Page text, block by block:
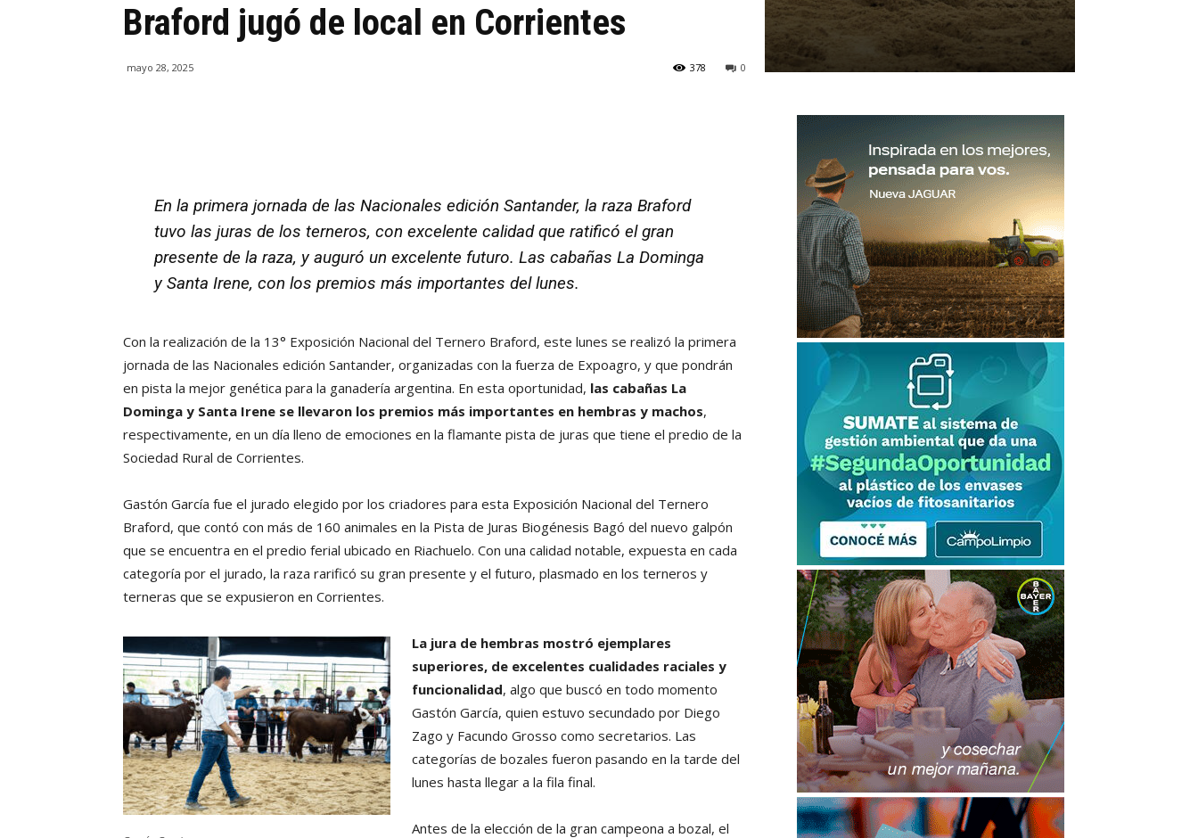
Braford jugó de local en Corrientes
mayo 28, 2025 0
378
En la primera jornada de las Nacionales edición Santander, la raza Braford
tuvo las juras de los terneros, con excelente calidad que ratificó el gran
presente de la raza, y auguró un excelente futuro. Las cabañas La Dominga
y Santa Irene, con los premios más importantes del lunes.
Con la realización de la 13° Exposición Nacional del Ternero Braford, este lunes se realizó la primera
jornada de las Nacionales edición Santander, organizadas con la fuerza de Expoagro, y que pondrán
en pista la mejor genética para la ganadería argentina. En esta oportunidad, las cabañas La
Dominga y Santa Irene se llevaron los premios más importantes en hembras y machos,
respectivamente, en un día lleno de emociones en la flamante pista de juras que tiene el predio de la
Sociedad Rural de Corrientes.
Gastón García fue el jurado elegido por los criadores para esta Exposición Nacional del Ternero
Braford, que contó con más de 160 animales en la Pista de Juras Biogénesis Bagó del nuevo galpón
que se encuentra en el predio ferial ubicado en Riachuelo. Con una calidad notable, expuesta en cada
categoría por el jurado, la raza rarificó su gran presente y el futuro, plasmado en los terneros y
terneras que se expusieron en Corrientes.
La jura de hembras mostró ejemplares
superiores, de excelentes cualidades raciales y
funcionalidad, algo que buscó en todo momento
Gastón García, quien estuvo secundado por Diego
Zago y Facundo Grosso como secretarios. Las
categorías de bozales fueron pasando en la tarde del
lunes hasta llegar a la fila final.
Antes de la elección de la gran campeona a bozal, el